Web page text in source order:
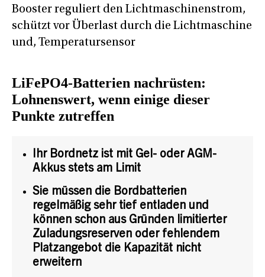
Booster reguliert den Lichtmaschinenstrom,
schützt vor Überlast durch die Lichtmaschine
und, Temperatursensor
LiFePO4-Batterien nachrüsten:
Lohnenswert, wenn einige dieser
Punkte zutreffen
Ihr Bordnetz ist mit Gel- oder AGM-
Akkus stets am Limit
Sie müssen die Bordbatterien
regelmäßig sehr tief entladen und
können schon aus Gründen limitierter
Zuladungsreserven oder fehlendem
Platzangebot die Kapazität nicht
erweitern